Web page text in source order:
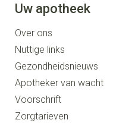
Uw apotheek
Over ons
Nuttige links
Gezondheidsnieuws
Apotheker van wacht
Voorschrift
Zorgtarieven